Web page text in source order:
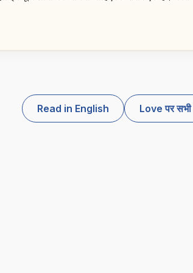
Read in English Love पर सभी